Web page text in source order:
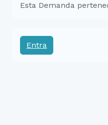
Esta Demanda
Entra